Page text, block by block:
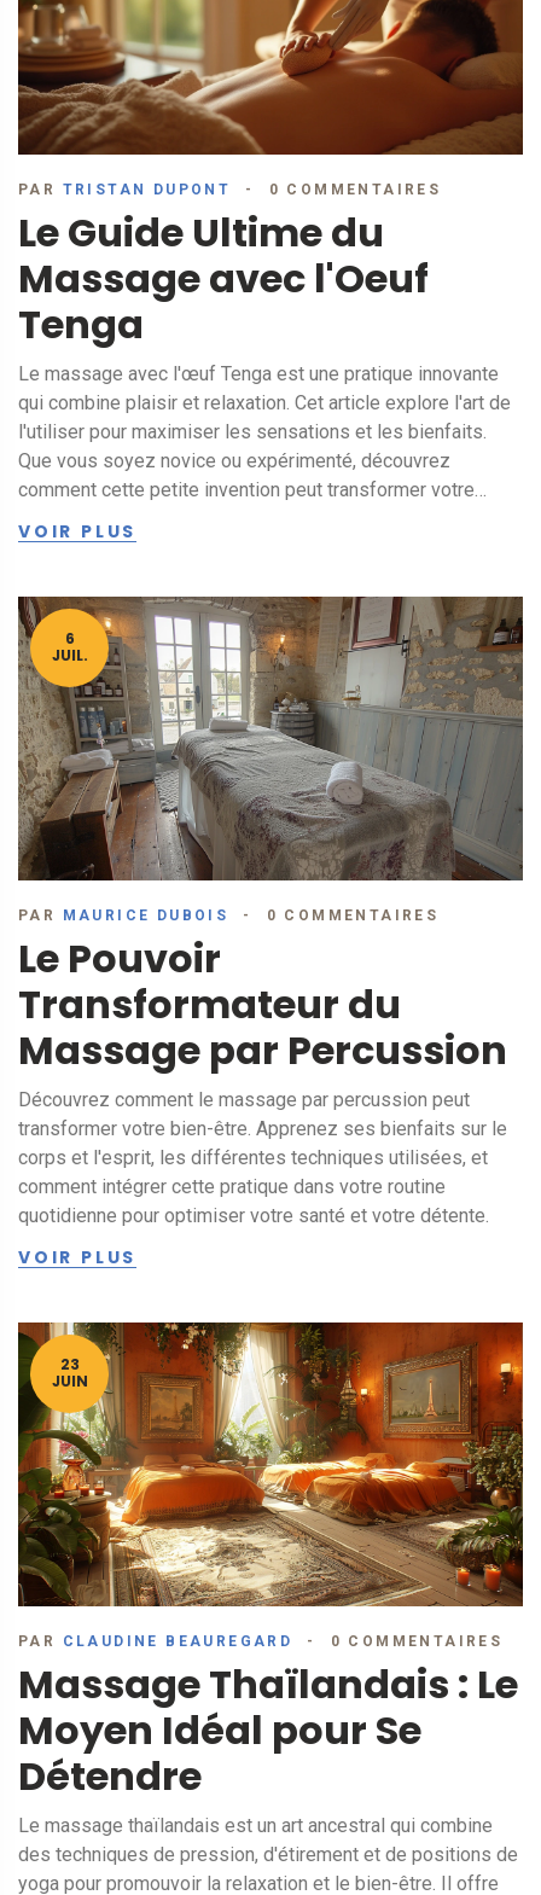
PAR TRISTAN DUPONT 0 COMMENTAIRES
Le Guide Ultime du
Massage avec l'Oeuf
Tenga
Le massage avec l'œuf Tenga est une pratique innovante
qui combine plaisir et relaxation. Cet article explore l'art de
l'utiliser pour maximiser les sensations et les bienfaits.
Que vous soyez novice ou expérimenté, découvrez
comment cette petite invention peut transformer votre
bien-être.
VOIR PLUS
6
JUIL.
PAR MAURICE DUBOIS 0 COMMENTAIRES
Le Pouvoir
Transformateur du
Massage par Percussion
Découvrez comment le massage par percussion peut
transformer votre bien-être. Apprenez ses bienfaits sur le
corps et l'esprit, les différentes techniques utilisées, et
comment intégrer cette pratique dans votre routine
quotidienne pour optimiser votre santé et votre détente.
VOIR PLUS
23
JUIN
PAR CLAUDINE BEAUREGARD 0 COMMENTAIRES
Massage Thaïlandais : Le
Moyen Idéal pour Se
Détendre
Le massage thaïlandais est un art ancestral qui combine
des techniques de pression, d'étirement et de positions de
yoga pour promouvoir la relaxation et le bien-être. Il offre